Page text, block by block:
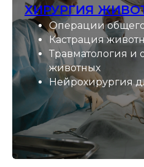
ХИРУРГИЯ
Операции
Кастрация
Травматология и
животных
Нейрохирургия